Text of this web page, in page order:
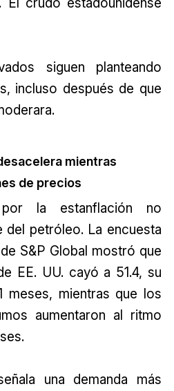
siguen planteando
incluso después de que
mientras
de precios
la estanflación no
del petróleo. La encuesta
S&P Global mostró que
EE. UU. cayó a 51.4, su
meses, mientras que los
aumentaron al ritmo
una demanda más